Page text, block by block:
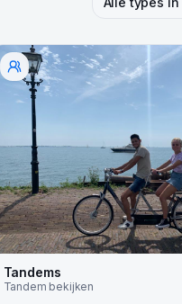
Tandems
Tandem bekijken